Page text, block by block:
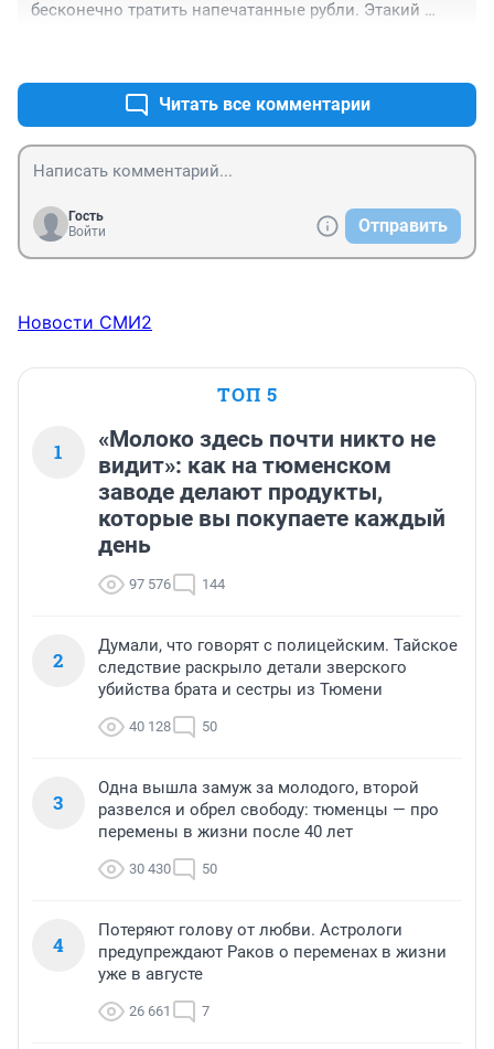
бесконечно тратить напечатанные рубли. Этакий
Читать все комментарии
Гость
Войти
Отправить
Новости СМИ2
ТОП 5
1
«Молоко здесь почти никто не
видит»: как на тюменском
заводе делают продукты,
которые вы покупаете каждый
день
97 576 144
2
Думали, что говорят с полицейским. Тайское
следствие раскрыло детали зверского
убийства брата и сестры из Тюмени
40 128 50
3
Одна вышла замуж за молодого, второй
развелся и обрел свободу: тюменцы — про
перемены в жизни после 40 лет
30 430 50
4
Потеряют голову от любви. Астрологи
предупреждают Раков о переменах в жизни
уже в августе
26 661 7